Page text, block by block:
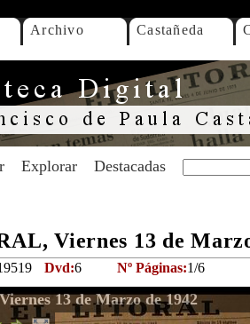
Archivo Castañeda
Explorar Destacadas
Viernes 13 de
Dvd:6 Nº Páginas:1/6
13 de Marzo de 1942